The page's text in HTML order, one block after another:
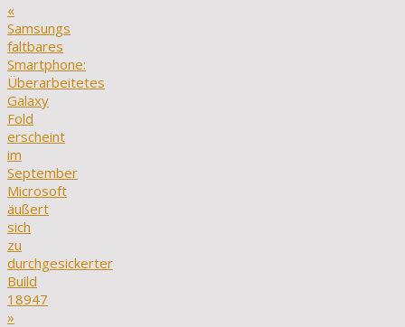
«
Samsungs
faltbares
Smartphone:
Überarbeitetes
Galaxy
Fold
erscheint
im
September
Microsoft
äußert
sich
zu
durchgesickerter
Build
18947
»